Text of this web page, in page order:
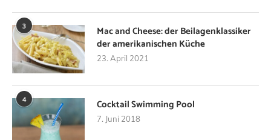
3
Mac and Cheese: der Beilagenklassiker
der amerikanischen Küche
23. April 2021
4 Cocktail Swimming Pool
7. Juni 2018